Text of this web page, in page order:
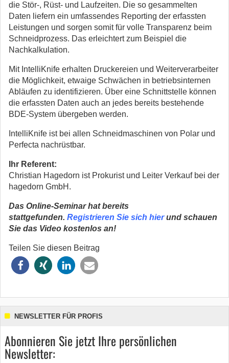
die Stör-, Rüst- und Laufzeiten. Die so gesammelten
Daten liefern ein umfassendes Reporting der erfassten
Leistungen und sorgen somit für volle Transparenz beim
Schneidprozess. Das erleichtert zum Beispiel die
Nachkalkulation.
Mit IntelliKnife erhalten Druckereien und Weiterverarbeiter
die Möglichkeit, etwaige Schwächen in betriebsinternen
Abläufen zu identifizieren. Über eine Schnittstelle können
die erfassten Daten auch an jedes bereits bestehende
BDE-System übergeben werden.
IntelliKnife ist bei allen Schneidmaschinen von Polar und
Perfecta nachrüstbar.
Ihr Referent:
Christian Hagedorn ist Prokurist und Leiter Verkauf bei der
hagedorn GmbH.
Das Online-Seminar hat bereits
stattgefunden. Registrieren Sie sich hierund schauen
Sie das Video kostenlos an!
Teilen Sie diesen Beitrag
NEWSLETTER FÜR PROFIS
Abonnieren Sie jetzt Ihre persönlichen
Newsletter: